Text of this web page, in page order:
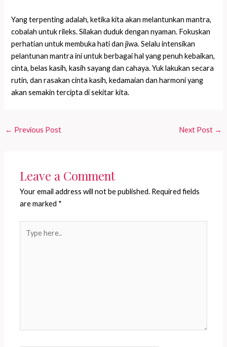
Yang terpenting adalah, ketika kita akan melantunkan mantra,
cobalah untuk rileks. Silakan duduk dengan nyaman. Fokuskan
perhatian untuk membuka hati dan jiwa. Selalu intensikan
pelantunan mantra ini untuk berbagai hal yang penuh kebaikan,
cinta, belas kasih, kasih sayang dan cahaya. Yuk lakukan secara
rutin, dan rasakan cinta kasih, kedamaian dan harmoni yang
akan semakin tercipta di sekitar kita.
← Previous Post Next Post →
Leave a Comment
Your email address will not be published. Required fields
are marked *
here..